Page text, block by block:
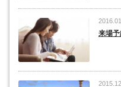
来場